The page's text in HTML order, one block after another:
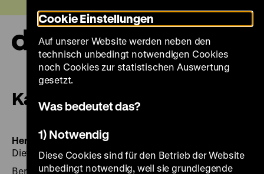
zum
Seiteninhalt
springen
Kalender 2009
Herausgegeben von:Hrsg.: Christin Pschichholz und
Dieter Vorsteher. – 1. Aufl.
Berlin 2008, DHM, 112 Seiten: 53 Abb.
Cookie Einstellungen
Auf unserer Website werden neben den
technisch unbedingt notwendigen Cookies
noch Cookies zur statistischen Auswertung
gesetzt.
Was bedeutet das?
1) Notwendig
Diese Cookies sind für den Betrieb der Website
unbedingt notwendig, weil sie grundlegende